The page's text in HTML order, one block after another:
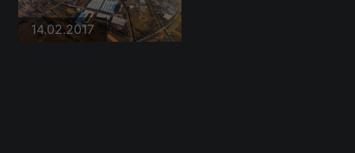
14.02.2017